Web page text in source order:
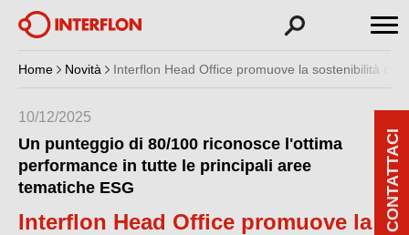
Home Novità Interflon Head Office promuove la sostenibilità con
10/12/2025
Un punteggio di 80/100 riconosce l'ottima
performance in tutte le principali aree
tematiche ESG
Interflon Head Office promuove la
CONTATTACI